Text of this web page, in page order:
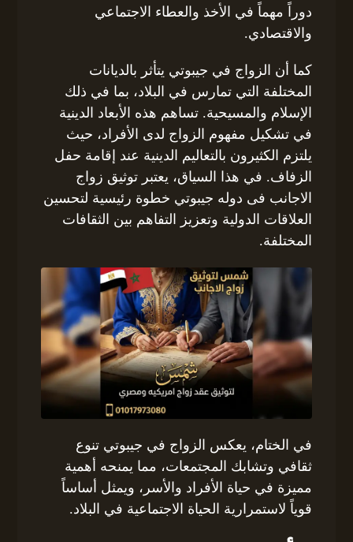
دوراً مهماً في الأخذ والعطاء الاجتماعي
والاقتصادي.
كما أن الزواج في جيبوتي يتأثر بالديانات
المختلفة التي تمارس في البلاد، بما في ذلك
الإسلام والمسيحية. تساهم هذه الأبعاد الدينية
في تشكيل مفهوم الزواج لدى الأفراد، حيث
يلتزم الكثيرون بالتعاليم الدينية عند إقامة حفل
الزفاف. في هذا السياق، يعتبر توثيق زواج
الاجانب فى دوله جيبوتي خطوة رئيسية لتحسين
العلاقات الدولية وتعزيز التفاهم بين الثقافات
المختلفة.
في الختام، يعكس الزواج في جيبوتي تنوع
ثقافي وتشابك المجتمعات، مما يمنحه أهمية
مميزة في حياة الأفراد والأسر، ويمثل أساساً
قوياً لاستمرارية الحياة الاجتماعية في البلاد.